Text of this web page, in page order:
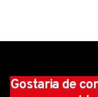
Gostaria de